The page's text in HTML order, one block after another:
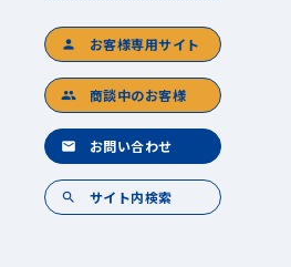
person お客様専用サイト
group 商談中のお客様
mail お問い合わせ
search サイト内検索